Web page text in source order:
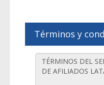
Términos y